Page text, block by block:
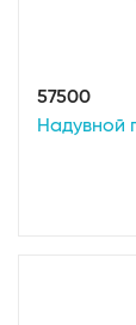
57500
Надувной